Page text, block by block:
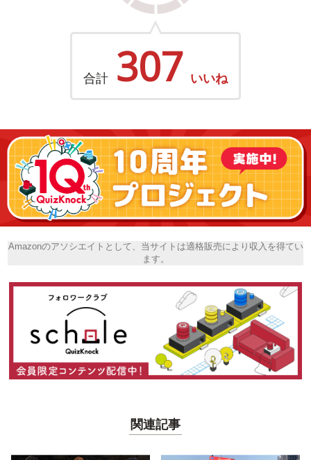
合計 307 いいね
Amazonのアソシエイトとして、当サイトは適格販売により収入を得てい
ます。
関連記事